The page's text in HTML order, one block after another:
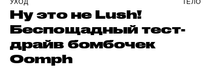
УХОД ТЕЛО
Ну это не Lush!
Беспощадный тест-
драйв бомбочек
Oomph